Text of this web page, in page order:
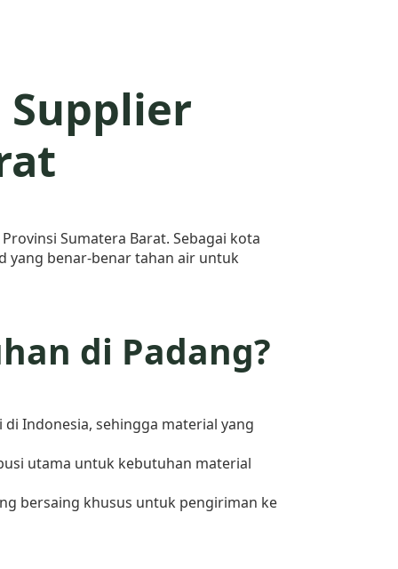
Sumatera Barat. Sebagai kota
yang benar-benar tahan air untuk
di Padang?
Indonesia, sehingga material yang
utama untuk kebutuhan material
bersaing khusus untuk pengiriman ke